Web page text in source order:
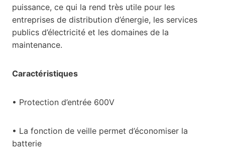
puissance, ce qui la rend très utile pour les
entreprises de distribution d’énergie, les services
publics d’électricité et les domaines de la
maintenance.
Caractéristiques
• Protection d’entrée 600V
• La fonction de veille permet d’économiser la
batterie